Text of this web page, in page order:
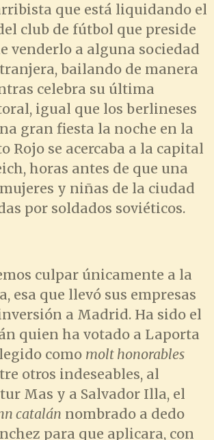
que está liquidando el
club de fútbol que preside
venderlo a alguna sociedad
bailando de manera
celebra su última
igual que los berlineses
gran fiesta la noche en la
Rojo se acercaba a la capital
horas antes de que una
y niñas de la ciudad
por soldados soviéticos.
culpar únicamente a la
esa que llevó sus empresas
a Madrid. Ha sido el
quien ha votado a Laporta
como molt honorables
otros indeseables, al
Mas y a Salvador Illa, el
catalán nombrado a dedo
para que aplicara, con